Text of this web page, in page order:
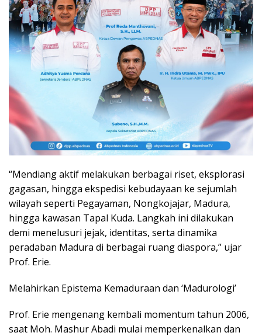
“Mendiang aktif melakukan berbagai riset, eksplorasi
gagasan, hingga ekspedisi kebudayaan ke sejumlah
wilayah seperti Pegayaman, Nongkojajar, Madura,
hingga kawasan Tapal Kuda. Langkah ini dilakukan
demi menelusuri jejak, identitas, serta dinamika
peradaban Madura di berbagai ruang diaspora,” ujar
Prof. Erie.
Melahirkan Epistema Kemaduraan dan ‘Madurologi’
Prof. Erie mengenang kembali momentum tahun 2006,
saat Moh. Mashur Abadi mulai memperkenalkan dan